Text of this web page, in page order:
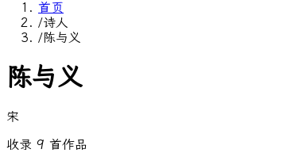
首页
/诗人
/陈与义
陈与义
宋
收录 9 首作品